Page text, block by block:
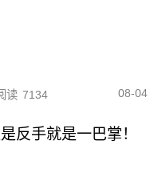
读 7134 08-04
反手就是一巴掌！